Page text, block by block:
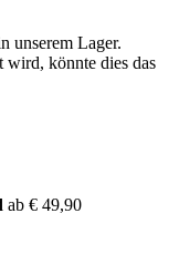
unserem Lager.
wird, könnte dies das
ab € 49,90